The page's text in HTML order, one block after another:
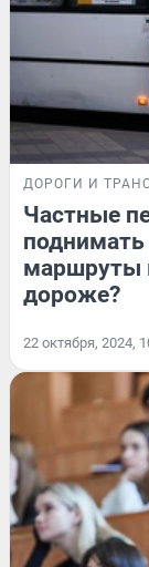
ДОРОГИ И
Частные
маршруты
дороже?
22 октября, 2024,